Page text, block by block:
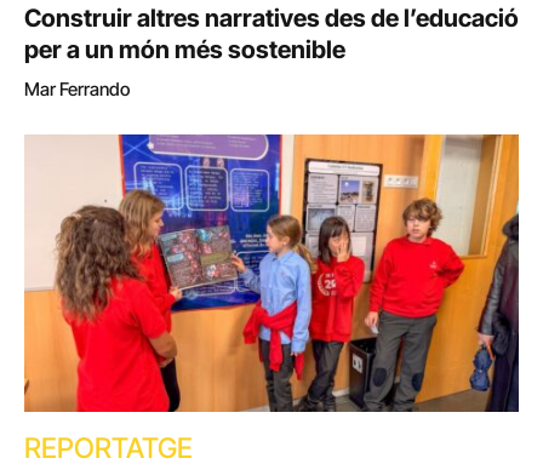
Construir altres narratives des de l’educació
per a un món més sostenible
Mar Ferrando
REPORTATGE